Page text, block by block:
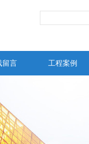
留言 工程案例